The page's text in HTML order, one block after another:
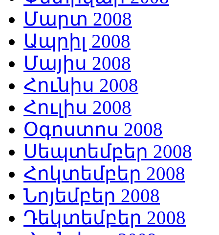
Մարտ 2008
Ապրիլ 2008
Մայիս 2008
Հունիս 2008
Հուլիս 2008
Օգոստոս 2008
Սեպտեմբեր 2008
Հոկտեմբեր 2008
Նոյեմբեր 2008
Դեկտեմբեր 2008